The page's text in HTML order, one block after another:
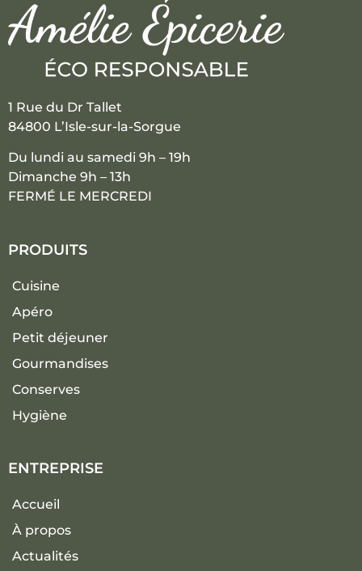
1 Rue du Dr Tallet
84800 L’Isle-sur-la-Sorgue
Du lundi au samedi 9h – 19h
Dimanche 9h – 13h
FERMÉ LE MERCREDI
PRODUITS
Cuisine
Apéro
Petit déjeuner
Gourmandises
Conserves
Hygiène
ENTREPRISE
Accueil
À propos
Actualités